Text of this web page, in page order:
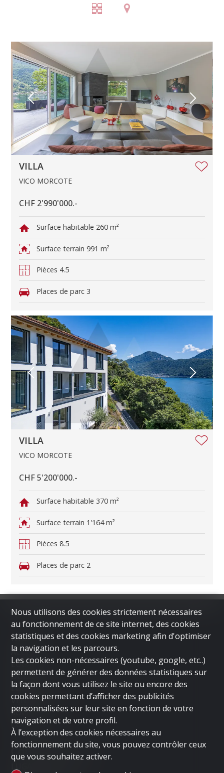
VILLA
VICO MORCOTE
CHF 2'990'000.-
Surface habitable 260 m²
Surface terrain 991 m²
Pièces 4.5
Places de parc 3
VILLA
VICO MORCOTE
CHF 5'200'000.-
Surface habitable 370 m²
Surface terrain 1'164 m²
Pièces 8.5
Places de parc 2
Menu
ACCUEIL
LUGANO
DUBAI
LONDON
VENDRE UN BIEN
SOCIÉTÉ
CONTACT
Contactez-nous
Nous utilisons des cookies strictement nécessaires
au fonctionnement de ce site internet, des cookies
statistiques et des cookies marketing afin d'optimiser
la navigation et les parcours.
Les cookies non-nécessaires (youtube, google, etc..)
permettent de générer des données statistiques sur
la façon dont vous utilisez le site ou encore des
cookies permettant d’afficher des publicités
personnalisées sur leur site en fonction de votre
navigation et de votre profil.
À l’exception des cookies nécessaires au
fonctionnement du site, vous pouvez contrôler ceux
que vous souhaitez activer.